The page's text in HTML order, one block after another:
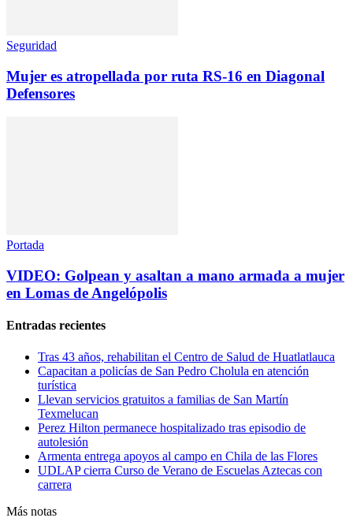
Seguridad
Mujer es atropellada por ruta RS-16 en Diagonal
Defensores
Portada
VIDEO: Golpean y asaltan a mano armada a mujer
en Lomas de Angelópolis
Entradas recientes
Tras 43 años, rehabilitan el Centro de Salud de Huatlatlauca
Capacitan a policías de San Pedro Cholula en atención
turística
Llevan servicios gratuitos a familias de San Martín
Texmelucan
Perez Hilton permanece hospitalizado tras episodio de
autolesión
Armenta entrega apoyos al campo en Chila de las Flores
UDLAP cierra Curso de Verano de Escuelas Aztecas con
carrera
Más notas